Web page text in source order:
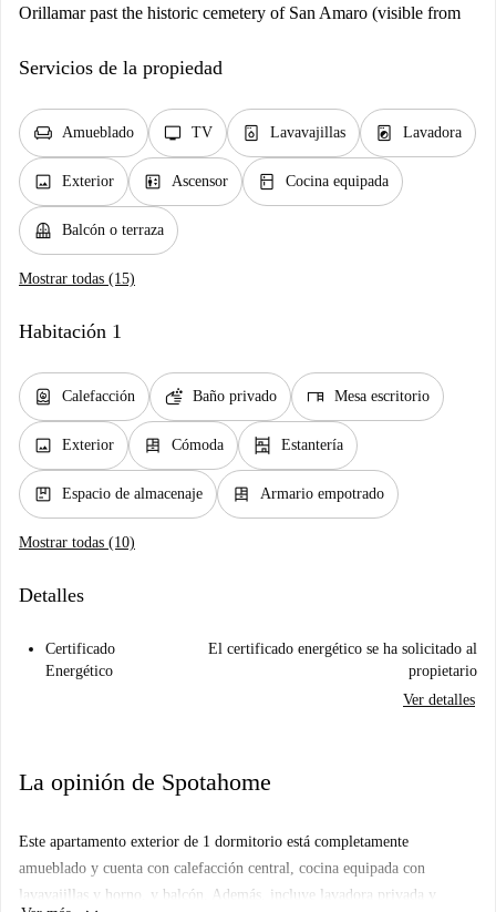
Orillamar past the historic cemetery of San Amaro (visible from
Servicios de la propiedad
chair Amueblado tv TV dishwasher_gen Lavavajillas local_laundry_service Lavadora
image Exterior elevator Ascensor kitchen Cocina equipada
balcony Balcón o terraza
Mostrar todas (15)
Habitación 1
water_heater Calefacción soap Baño privado desk Mesa escritorio
image Exterior dresser Cómoda shelves Estantería
package Espacio de almacenaje dresser Armario empotrado
Mostrar todas (10)
Detalles
Certificado
Energético
El certificado energético se ha solicitado al
propietario
Ver detalles
La opinión de Spotahome
Este apartamento exterior de 1 dormitorio está completamente
amueblado y cuenta con calefacción central, cocina equipada con
lavavajillas y horno, y balcón. Además, incluye lavadora privada y